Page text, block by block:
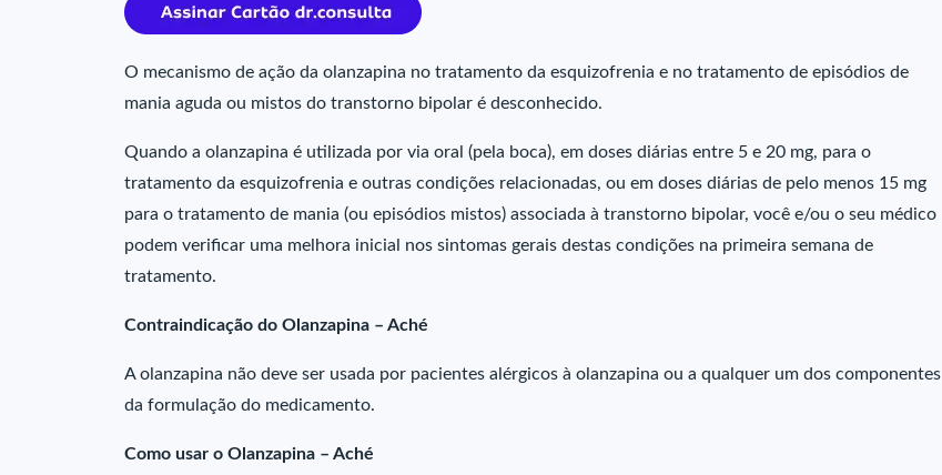
O mecanismo de ação da olanzapina no tratamento da esquizofrenia e no tratamento de episódios de
mania aguda ou mistos do transtorno bipolar é desconhecido.
Quando a olanzapina é utilizada por via oral (pela boca), em doses diárias entre 5 e 20 mg, para o
tratamento da esquizofrenia e outras condições relacionadas, ou em doses diárias de pelo menos 15 mg
para o tratamento de mania (ou episódios mistos) associada à transtorno bipolar, você e/ou o seu médico
podem verificar uma melhora inicial nos sintomas gerais destas condições na primeira semana de
tratamento.
Contraindicação do Olanzapina – Aché
A olanzapina não deve ser usada por pacientes alérgicos à olanzapina ou a qualquer um dos componentes
da formulação do medicamento.
Como usar o Olanzapina – Aché